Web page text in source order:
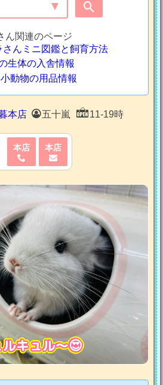
関連のページ
さんミニ図鑑と飼育方法
生体の入舎情報
動物の用品情報
本店 五十嵐 11-19時
本店 本店
キュル〜😍